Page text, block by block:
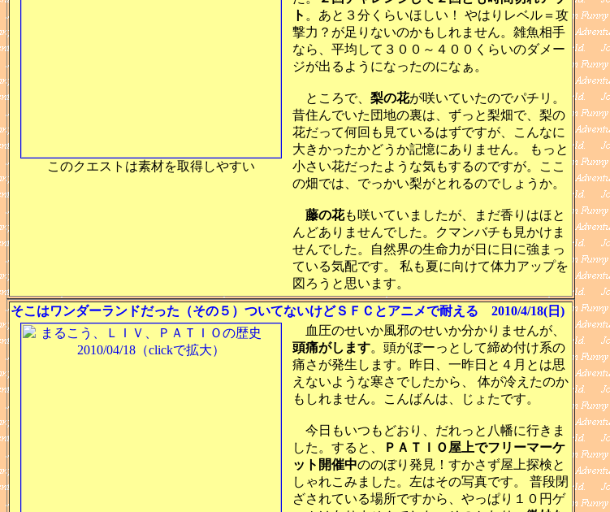
このクエストは素材を取得しやすい
ト 。あと３分くらいほしい！ やはりレベル＝攻
撃力？が足りないのかもしれません。雑魚相手
なら、平均して３００～４００くらいのダメー
ジが出るようになったのになぁ。
ところで、 梨の花が咲いていたのでパチリ。
昔住んでいた団地の裏は、ずっと梨畑で、梨の
花だって何回も見ているはずですが、こんなに
大きかったかどうか記憶にありません。 もっと
小さい花だったような気もするのですが。ここ
の畑では、でっかい梨がとれるのでしょうか。
藤の花も咲いていましたが、まだ香りはほと
んどありませんでした。クマンバチも見かけま
せんでした。自然界の生命力が日に日に強まっ
ている気配です。 私も夏に向けて体力アップを
図ろうと思います。
そこはワンダーランドだった（その５）ついてないけどＳＦＣとアニメで耐える 2010/4/18(日)
血圧のせいか風邪のせいか分かりませんが、
頭痛がします。頭がぼーっとして締め付け系の
痛さが発生します。昨日、一昨日と４月とは思
えないような寒さでしたから、 体が冷えたのか
もしれません。こんばんは、じょたです。
今日もいつもどおり、だれっと八幡に行きま
した。すると、
ＰＡＴＩＯ屋上でフリーマーケ
ット開催中ののぼり発見！すかさず屋上探検と
しゃれこみました。左はその写真です。 普段閉
ざされている場所ですから、やっぱり１０円ゲ